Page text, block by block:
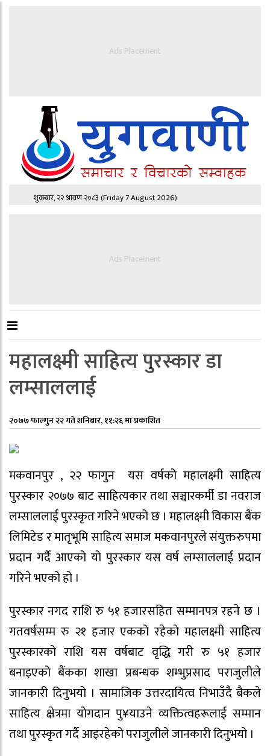
Ads Placement
शुक्रबार, २२ श्रावण २०८३(Friday 7 August 2026)
Ads Placement
महालक्ष्मी साहित्य पुरस्कार डा
लम्साललाई
२०७७ फाल्गुन २२ गते शनिबार, ११:२६ मा प्रकाशित
मकवानपुर , २२ फागुन यस वर्षको महालक्ष्मी साहित्य
पुरस्कार २०७७ बाट साहित्यकार तथा सञ्चारकर्मी डा नवराज
लम्साललाई पुरस्कृत गरिने भएको छ । महालक्ष्मी विकास बैंक
लिमिटेड र मातृभूमि साहित्य समाज मकवानपुरले संयुक्तरुपमा
प्रदान गर्दै आएको यो पुरस्कार यस वर्ष लम्साललाई प्रदान
गरिने भएको हो ।
पुरस्कार नगद राशि रु ५१ हजारसहित सम्मानपत्र रहने छ ।
गतवर्षसम्म रु २१ हजार एकको रहेको महालक्ष्मी साहित्य
पुरस्कारको राशि यस वर्षबाट वृद्धि गरी रु ५१ हजार
बनाइएको बैंकका शाखा प्रबन्धक शम्भुप्रसाद पराजुलीले
जानकारी दिनुभयो । सामाजिक उत्तरदायित्व निभाउँदै बैकले
साहित्य क्षेत्रमा योगदान पु¥याउने व्यक्तित्वहरूलाई सम्मान
तथा पुरस्कृत गर्दै आइरहेको पराजुलीले जानकारी दिनुभयो ।